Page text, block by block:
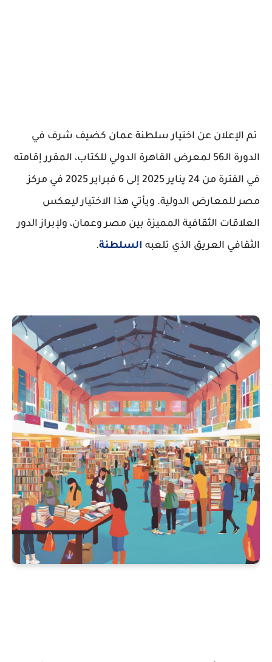
تم الإعلان عن اختيار سلطنة عمان كضيف شرف في
الدورة الـ56 لمعرض القاهرة الدولي للكتاب، المقرر إقامته
في الفترة من 24 يناير 2025 إلى 6 فبراير 2025 في مركز
مصر للمعارض الدولية. ويأتي هذا الاختيار ليعكس
العلاقات الثقافية المميزة بين مصر وعمان، ولإبراز الدور
الثقافي العريق الذي تلعبه السلطنة.